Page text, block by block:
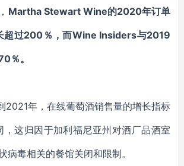
Martha Stewart Wine的2020年订单
超过200％，而Wine Insiders与2019
％。
2021年，在线葡萄酒销售量的增长指标
这归因于加利福尼亚州对酒厂品酒室
病毒相关的餐馆关闭和限制。